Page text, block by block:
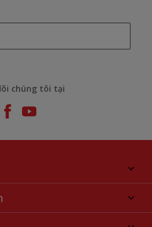
chúng tôi tại